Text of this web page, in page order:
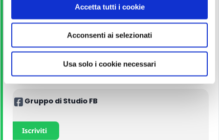
Accetta tutti i cookie
Acconsenti ai selezionati
Usa solo i cookie necessari
Acquista con il 5% di sconto
Gruppo di Studio FB
Iscriviti